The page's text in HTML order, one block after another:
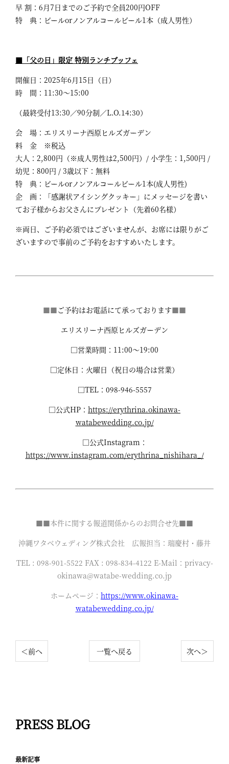
早 割：6月7日までのご予約で全員200円OFF
特 典：ビールorノンアルコールビール1本（成人男性）
■「父の日」限定 特別ランチブッフェ
開催日：2025年6月15日（日）
時 間：11:30〜15:00
（最終受付13:30／90分制／L.O.14:30）
会 場：エリスリーナ西原ヒルズガーデン
料 金 ※税込
大人：2,800円（※成人男性は2,500円）/ 小学生：1,500円 /
幼児：800円 / 3歳以下：無料
特 典：ビールorノンアルコールビール1本(成人男性)
企 画：「感謝状アイシングクッキー」にメッセージを書い
てお子様からお父さんにプレゼント（先着60名様）
※両日、ご予約必須ではございませんが、お席には限りがご
ざいますので事前のご予約をおすすめいたします。
■■ご予約はお電話にて承っております■■
エリスリーナ西原ヒルズガーデン
□営業時間：11:00～19:00
□定休日：火曜日（祝日の場合は営業）
□TEL：098-946-5557
□公式HP： https://erythrina.okinawa-
watabewedding.co.jp/
□公式Instagram：
https://www.instagram.com/erythrina_nishihara_/
■■本件に関する報道関係からのお問合せ先■■
沖縄ワタベウェディング株式会社 広報担当：瑞慶村・藤井
TEL : 098-901-5522 FAX : 098-834-4122 E-Mail：privacy-
okinawa@watabe-wedding.co.jp
ホームページ： https://www.okinawa-
watabewedding.co.jp/
＜前へ 一覧へ戻る 次へ＞
PRESS BLOG
最新記事